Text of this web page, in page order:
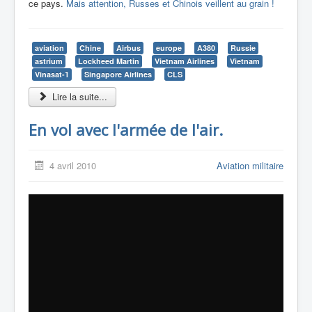
ce pays. Mais attention, Russes et Chinois veillent au grain !
aviation Chine Airbus europe A380
Russie
astrium
Lockheed Martin Vietnam Airlines
Vietnam
Vinasat-1
Singapore Airlines CLS
Lire la suite...
En vol avec l'armée de l'air.
4 avril 2010 Aviation militaire